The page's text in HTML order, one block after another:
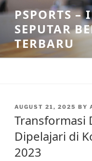
Skip
to
content
PSPORTS –
SEPUTAR
TERBARU
POSTED
AUGUST 21, 2025 BY
Transformasi
Dipelajari di
2023